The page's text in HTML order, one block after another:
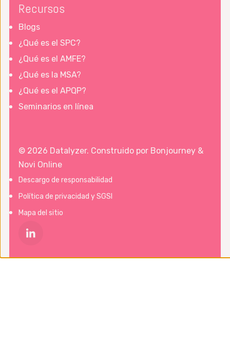
Recursos
Blogs
¿Qué es el SPC?
¿Qué es el AMFE?
¿Qué es la MSA?
¿Qué es el APQP?
Seminarios en línea
© 2026 Datalyzer. Construido por Bonjourney &
Novi Online
Descargo de responsabilidad
Política de privacidad y SGSI
Mapa del sitio